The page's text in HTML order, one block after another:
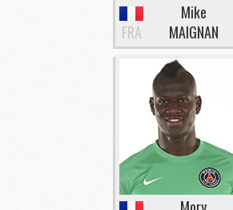
FRA
Mike
MAIGNAN